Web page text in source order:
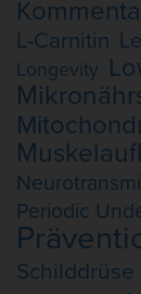
L-Carnitin
Longevity
Periodic
Schilddrüse